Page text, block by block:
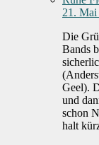
21. Mai
Die
Bands
Geel).
und
schon
halt